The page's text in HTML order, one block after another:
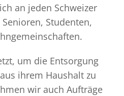
an jeden Schweizer
Studenten,
um die Entsorgung
ihrem Haushalt zu
wir auch Aufträge